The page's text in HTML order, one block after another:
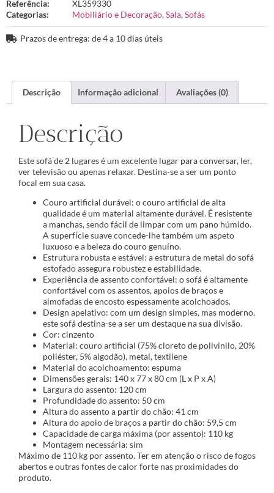
Referência:
XL359330
Categorias:
Mobiliário e Decoração,Sala,Sofás
Prazos de entrega: de 4 a 10 dias úteis
Descrição Informação adicional Avaliações (0)
Descrição
Este sofá de 2 lugares é um excelente lugar para conversar, ler,
ver televisão ou apenas relaxar. Destina-se a ser um ponto
focal em sua casa.
Couro artificial durável: o couro artificial de alta
qualidade é um material altamente durável. É resistente
a manchas, sendo fácil de limpar com um pano húmido.
A superfície suave concede-lhe também um aspeto
luxuoso e a beleza do couro genuíno.
Estrutura robusta e estável: a estrutura de metal do sofá
estofado assegura robustez e estabilidade.
Experiência de assento confortável: o sofá é altamente
confortável com os assentos, apoios de braços e
almofadas de encosto espessamente acolchoados.
Design apelativo: com um design simples, mas moderno,
este sofá destina-se a ser um destaque na sua divisão.
Cor: cinzento
Material: couro artificial (75% cloreto de polivinilo, 20%
poliéster, 5% algodão), metal, textilene
Material do acolchoamento: espuma
Dimensões gerais: 140 x 77 x 80 cm (L x P x A)
Largura do assento: 120 cm
Profundidade do assento: 50 cm
Altura do assento a partir do chão: 41 cm
Altura do apoio de braços a partir do chão: 59,5 cm
Capacidade de carga máxima (por assento): 110 kg
Montagem necessária: sim
Máximo de 110 kg por assento. Ter em atenção o risco de fogos
abertos e outras fontes de calor forte nas proximidades do
produto.